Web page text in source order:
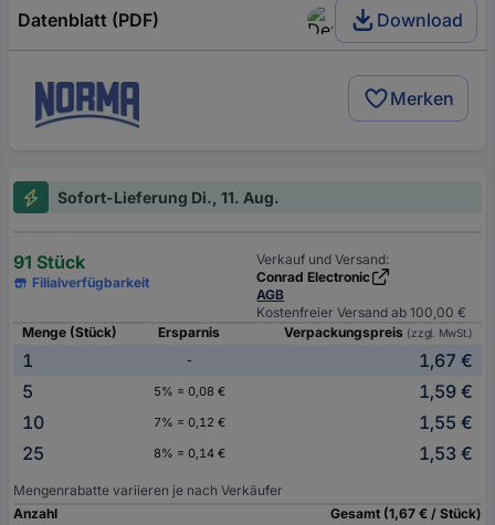
Datenblatt (PDF) Download
Merken
Sofort-Lieferung Di., 11. Aug.
91 Stück
Filialverfügbarkeit
Verkauf und Versand:
Conrad Electronic
AGB
Kostenfreier Versand ab 100,00 €
Menge (Stück)
Ersparnis Verpackungspreis (zzgl. MwSt.)
1 -
1,67 €
5
5% = 0,08 €
1,59 €
10
7% = 0,12 €
1,55 €
25
8% = 0,14 € 1,53 €
Mengenrabatte variieren je nach Verkäufer
Anzahl
Gesamt (1,67 € / Stück)